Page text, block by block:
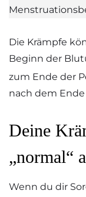
Die Krämpfe
Beginn der
zum Ende der
nach dem
Deine
„normal“
Wenn du dir